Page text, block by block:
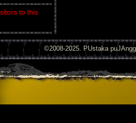
©2008-2025. PUstaka